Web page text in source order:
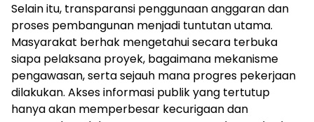
Selain itu, transparansi penggunaan anggaran dan
proses pembangunan menjadi tuntutan utama.
Masyarakat berhak mengetahui secara terbuka
siapa pelaksana proyek, bagaimana mekanisme
pengawasan, serta sejauh mana progres pekerjaan
dilakukan. Akses informasi publik yang tertutup
hanya akan memperbesar kecurigaan dan